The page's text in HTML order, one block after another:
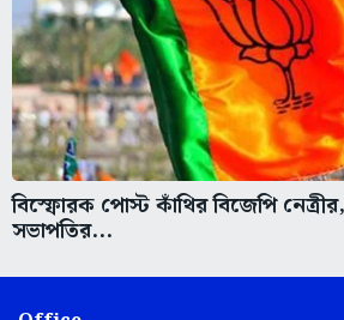
বিস্ফোরক পোস্ট কাঁথির বিজেপি
সভাপতির...